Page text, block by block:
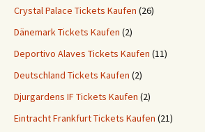
Crystal Palace Tickets Kaufen (26)
Dänemark Tickets Kaufen (2)
Deportivo Alaves Tickets Kaufen (11)
Deutschland Tickets Kaufen (2)
Djurgardens IF Tickets Kaufen (2)
Eintracht Frankfurt Tickets Kaufen (21)